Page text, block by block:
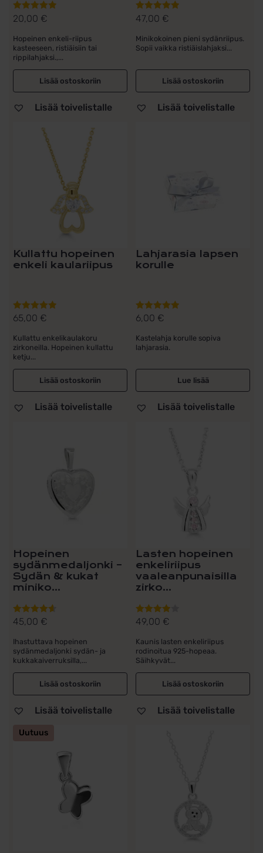
Arvostelu
5.00/ 5
20,00 €
Hopeinen enkeli-riipus
kasteeseen, ristiäisiin tai
rippilahjaksi.,...
Lisää ostoskoriin
Lisää toivelistalle
Arvostelu
5.00/ 5
47,00 €
Minikokoinen pieni sydänriipus.
Sopii vaikka ristiäislahjaksi...
Lisää ostoskoriin
Lisää toivelistalle
Kullattu hopeinen
enkeli kaulariipus
Arvostelu
5.00/ 5
65,00 €
Kullattu enkelikaulakoru
zirkoneilla. Hopeinen kullattu
ketju...
Lisää ostoskoriin
Lisää toivelistalle
Lahjarasia lapsen
korulle
Arvostelu
5.00/ 5
6,00 €
Kastelahja korulle sopiva
lahjarasia.
Lue lisää
Lisää toivelistalle
Hopeinen
sydänmedaljonki –
Sydän & kukat
miniko...
Arvostelu
4.67/ 5
45,00 €
Ihastuttava hopeinen
sydänmedaljonki sydän- ja
kukkakaiverruksilla,...
Lisää ostoskoriin
Lisää toivelistalle
Lasten hopeinen
enkeliriipus
vaaleanpunaisilla
zirko...
Arvostelu
4.00 / 5
49,00 €
Kaunis lasten enkeliriipus
rodinoitua 925-hopeaa.
Säihkyvät...
Lisää ostoskoriin
Lisää toivelistalle
Uutuus